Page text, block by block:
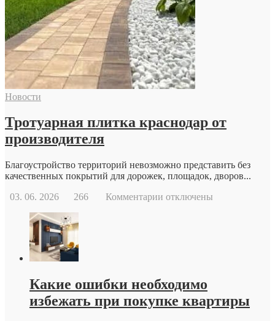
обратиться
к
репродуктологу:
основные
причины
и
возможности
современной
Новости
Тротуарная плитка краснодар от
производителя
Благоустройство территорий невозможно представить без
качественных покрытий для дорожек, площадок, дворов...
03. 06. 2026
266 Комментарии котключены
Какие ошибки необходимо
избежать при покупке квартиры